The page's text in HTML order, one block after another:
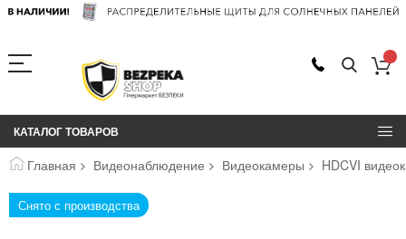
КАТАЛОГ ТОВАРОВ
Главная Видеонаблюдение Видеокамеры HDCVI
Пропустить
и
Снято с производства